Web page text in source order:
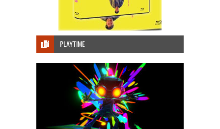
PLAYTIME